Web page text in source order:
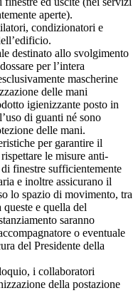
aperte).
condizionatori e
destinato allo svolgimento
per l’intera
mascherine
delle mani
igienizzante posto in
l’uso di guanti né sono
delle mani.
per garantire il
le misure anti-
finestre sufficientemente
e inoltre assicurano il
lo spazio di movimento, tra
e quella del
saranno
o eventuale
del Presidente della
i collaboratori
della postazione